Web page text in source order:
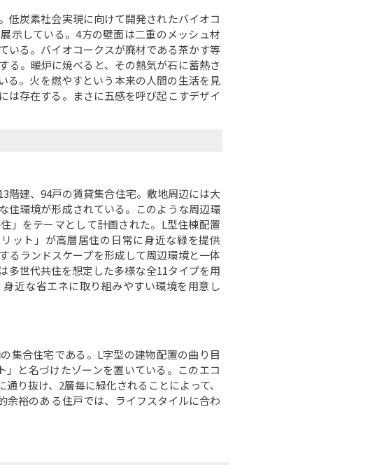
炭素社会実現に向けて開発されたバイオコ
示している。4方の壁面は二重のメッシュ材
いる。バイオコークスが廃材である茶かす等
る。暖炉に焼べると、その熱気が石に蓄熱さ
る。火を燃やすという本来の人間の生活を見
は存在する。まさに五感を呼び起こすデザイ
階建、94戸の賃貸集合住宅。敷地周辺には大
住環境が形成されている。このような周辺環
」をテーマとして計画された。L型住棟配置
ット」が高層居住の日常に身近な緑を提供
るランドスケープを形成して周辺環境と一体
多世代共住を想定した多様な全11タイプを用
近な省エネに取り組みやすい環境を用意し
集合住宅である。L字型の建物配置の曲り目
と名づけたゾーンを置いている。このエコ
り抜け、2層毎に緑化されることによって、
余裕のあ る住戸では、ライフスタイルに合わ